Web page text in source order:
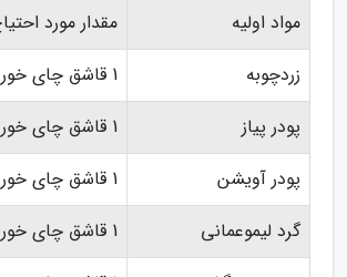
مواد اولیه
مقدار مورد
زردچوبه
1 قاشق چای خوری
پودر پیاز
1 قاشق چای خوری
پودر آویشن
1 قاشق چای خوری
گرد لیموعمانی
1 قاشق چای خوری